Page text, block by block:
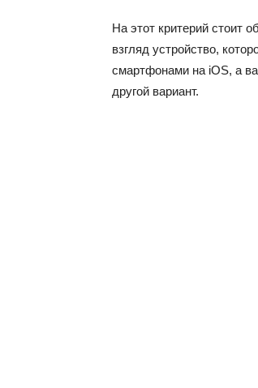
На этот критерий стоит
взгляд устройство,
смартфонами на iOS, а
другой вариант.